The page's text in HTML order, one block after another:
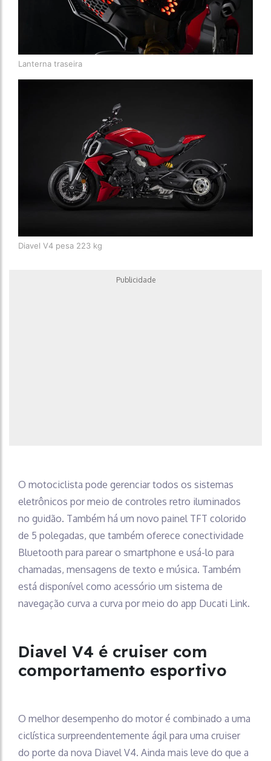
Lanterna traseira
Diavel V4 pesa 223 kg
Publicidade
O motociclista pode gerenciar todos os sistemas
eletrônicos por meio de controles retro iluminados
no guidão. Também há um novo painel TFT colorido
de 5 polegadas, que também oferece conectividade
Bluetooth para parear o smartphone e usá-lo para
chamadas, mensagens de texto e música. Também
está disponível como acessório um sistema de
navegação curva a curva por meio do app Ducati Link.
Diavel V4 é cruiser com
comportamento esportivo
O melhor desempenho do motor é combinado a uma
ciclística surpreendentemente ágil para uma cruiser
do porte da nova Diavel V4. Ainda mais leve do que a